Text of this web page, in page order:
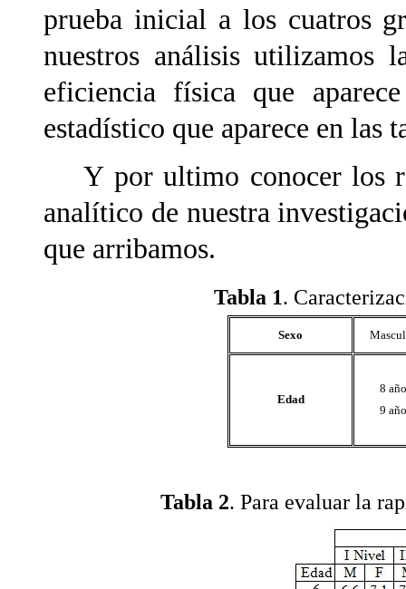
prueba inicial a los cuatros
nuestros análisis utilizamos
eficiencia física que
estadístico que aparece en las
Y por ultimo conocer los
analítico de nuestra
que arribamos.
Tabla 1.
Sexo
Edad
8
9
Tabla 2. Para evaluar la